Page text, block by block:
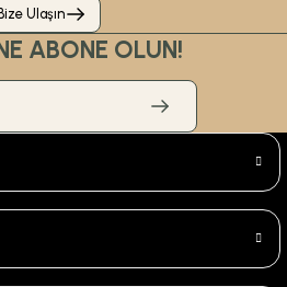
Bize Ulaşın
ABONE OLUN!